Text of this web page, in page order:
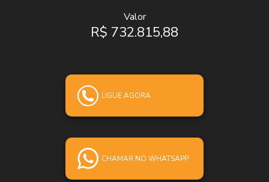
Valor
R$ 732.815,88
LIGUE AGORA
CHAMAR NO WHATSAPP